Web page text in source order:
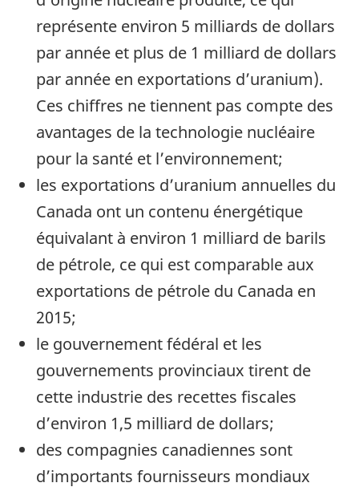
représente environ 5 milliards de dollars
par année et plus de 1 milliard de dollars
par année en exportations d’uranium).
Ces chiffres ne tiennent pas compte des
avantages de la technologie nucléaire
pour la santé et l’environnement;
les exportations d’uranium annuelles du
Canada ont un contenu énergétique
équivalant à environ 1 milliard de barils
de pétrole, ce qui est comparable aux
exportations de pétrole du Canada en
2015;
le gouvernement fédéral et les
gouvernements provinciaux tirent de
cette industrie des recettes fiscales
d’environ 1,5 milliard de dollars;
des compagnies canadiennes sont
d’importants fournisseurs mondiaux